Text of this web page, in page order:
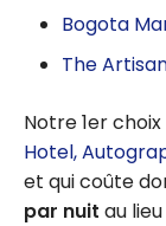
Bogota
The
Notre 1er
Hotel,
et qui coûte
par nuit au